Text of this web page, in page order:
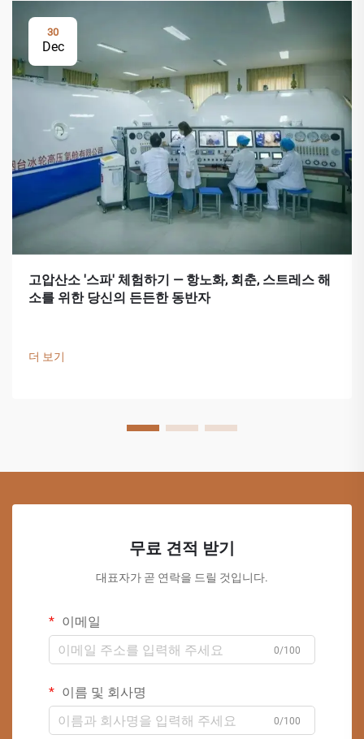
30
Dec
고압산소 '스파' 체험하기 — 항노화, 회춘, 스트레스 해
소를 위한 당신의 든든한 동반자
더 보기
무료 견적 받기
대표자가 곧 연락을 드릴 것입니다.
이메일
0/100
이름 및 회사명
0/100